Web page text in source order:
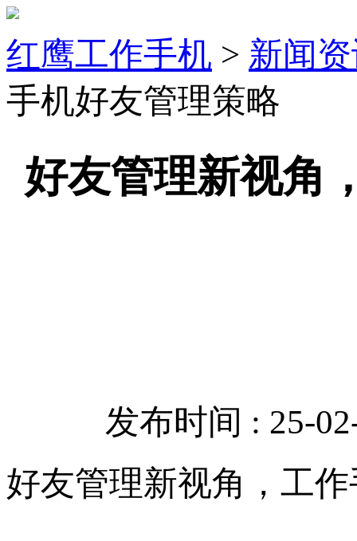
红鹰工作手机 > 新闻
手机好友管理策略
好友管理新视角
发布时间 : 25-
好友管理新视角，工